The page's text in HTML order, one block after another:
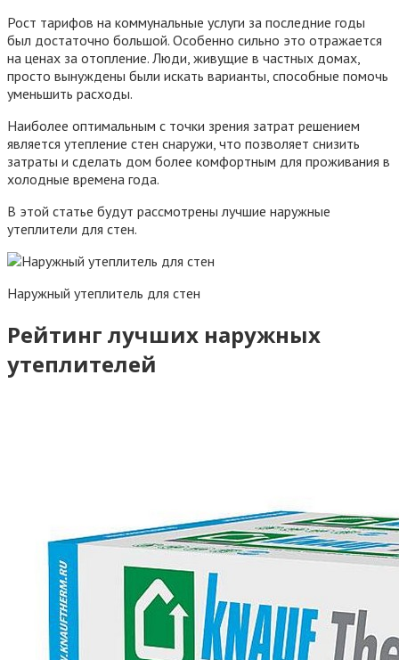
Рост тарифов на коммунальные услуги за последние годы
был достаточно большой. Особенно сильно это отражается
на ценах за отопление. Люди, живущие в частных домах,
просто вынуждены были искать варианты, способные помочь
уменьшить расходы.
Наиболее оптимальным с точки зрения затрат решением
является утепление стен снаружи, что позволяет снизить
затраты и сделать дом более комфортным для проживания в
холодные времена года.
В этой статье будут рассмотрены лучшие наружные
утеплители для стен.
Наружный утеплитель для стен
Рейтинг лучших наружных
утеплителей